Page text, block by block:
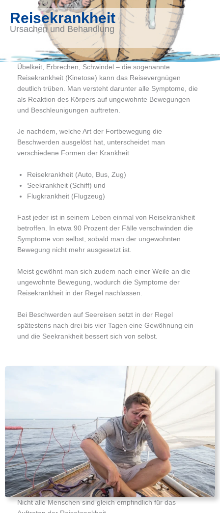
Reisekrankheit
Ursachen und Behandlung
Übelkeit, Erbrechen, Schwindel – die sogenannte
Reisekrankheit (Kinetose) kann das Reisevergnügen
deutlich trüben. Man versteht darunter alle Symptome, die
als Reaktion des Körpers auf ungewohnte Bewegungen
und Beschleunigungen auftreten.
Je nachdem, welche Art der Fortbewegung die
Beschwerden ausgelöst hat, unterscheidet man
verschiedene Formen der Krankheit
Reisekrankheit (Auto, Bus, Zug)
Seekrankheit (Schiff) und
Flugkrankheit (Flugzeug)
Fast jeder ist in seinem Leben einmal von Reisekrankheit
betroffen. In etwa 90 Prozent der Fälle verschwinden die
Symptome von selbst, sobald man der ungewohnten
Bewegung nicht mehr ausgesetzt ist.
Meist gewöhnt man sich zudem nach einer Weile an die
ungewohnte Bewegung, wodurch die Symptome der
Reisekrankheit in der Regel nachlassen.
Bei Beschwerden auf Seereisen setzt in der Regel
spätestens nach drei bis vier Tagen eine Gewöhnung ein
und die Seekrankheit bessert sich von selbst.
Nicht alle Menschen sind gleich empfindlich für das